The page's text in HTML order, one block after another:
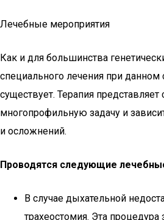
Лечебные мероприятия
Как и для большинства
специального лечения при
существует. Терапия
многопрофильную задачу и
и осложнений.
Проводятся следующие
В случае дыхательной
трахеостомия. Эта процедура